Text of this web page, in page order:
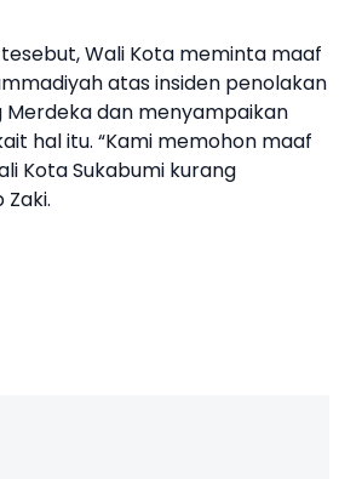
Wali Kota meminta maaf
atas insiden penolakan
Merdeka dan menyampaikan
hal itu. “Kami memohon maaf
Kota Sukabumi kurang
Zaki.